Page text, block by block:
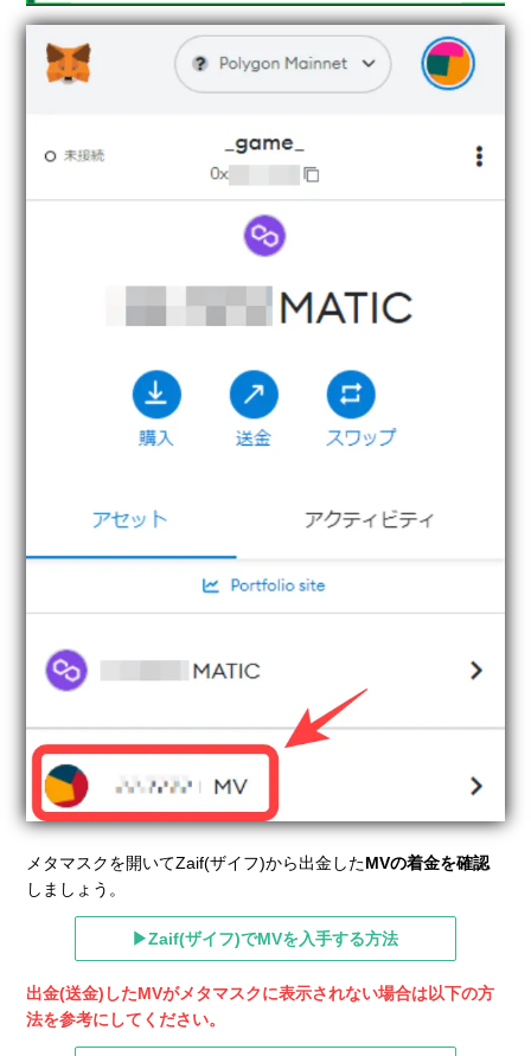
メタマスクを開いてZaif(ザイフ)から出金したMVの着金を確認
しましょう。
▶Zaif(ザイフ)でMVを入手する方法
出金(送金)したMVがメタマスクに表示されない場合は以下の方
法を参考にしてください。